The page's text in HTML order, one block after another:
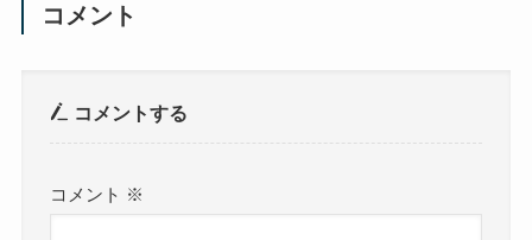
コメント
コメントする
コメント ※